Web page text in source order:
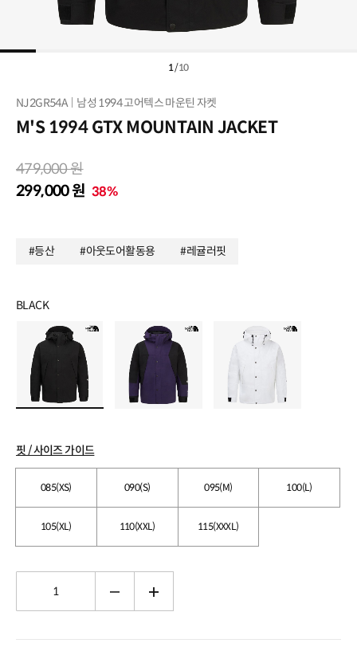
1/10
NJ2GR54A 남성 1994 고어텍스 마운틴 자켓
M'S 1994 GTX MOUNTAIN JACKET
#등산 #아웃도어활동용 #레귤러핏
479,000 원
299,000 원 38%
BLACK
핏 / 사이즈 가이드
085(XS) 090(S) 095(M) 100(L)
105(XL) 110(XXL) 115(XXXL)